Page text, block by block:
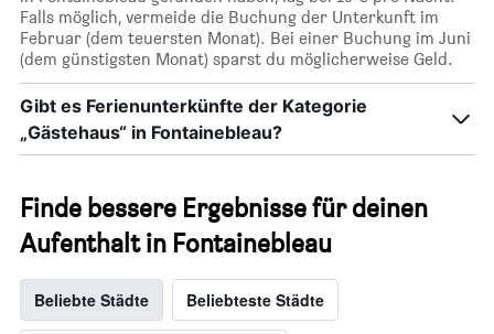
Falls möglich, vermeide die Buchung der Unterkunft im
Februar (dem teuersten Monat). Bei einer Buchung im Juni
(dem günstigsten Monat) sparst du möglicherweise Geld.
Gibt es Ferienunterkünfte der Kategorie
„Gästehaus“ in Fontainebleau?
Finde bessere Ergebnisse für deinen
Aufenthalt in Fontainebleau
Beliebte Städte Beliebteste Städte